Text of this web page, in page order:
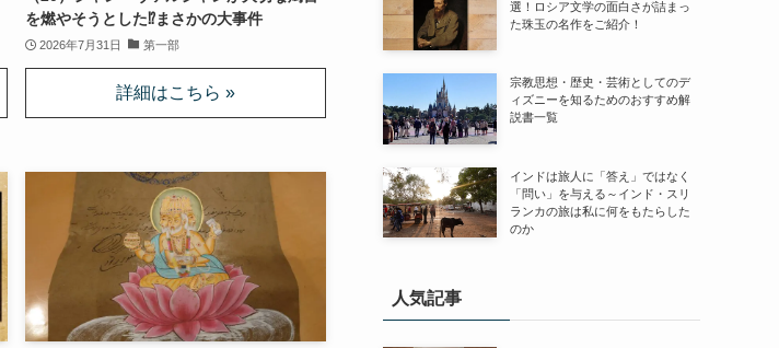
を燃やそうとした⁉まさかの大事件
2026年7月31日 第一部
選！ロシア文学の面白さが詰まっ
た珠玉の名作をご紹介！
宗教思想・歴史・芸術としてのデ
ィズニーを知るためのおすすめ解
説書一覧
インドは旅人に「答え」ではなく
「問い」を与える～インド・スリ
ランカの旅は私に何をもたらした
のか
人気記事